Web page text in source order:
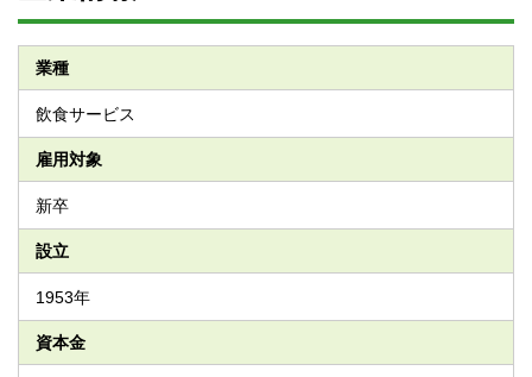
業種
飲食サービス
雇用対象
新卒
設立
1953年
資本金